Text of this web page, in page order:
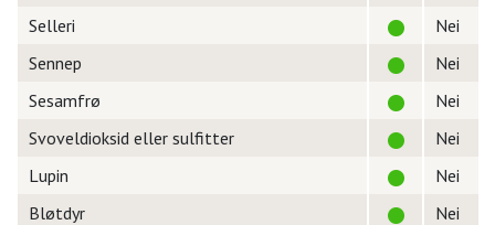
Selleri
Nei
Sennep
Nei
Sesamfrø
Nei
Svoveldioksid eller sulfitter
Nei
Lupin
Nei
Bløtdyr
Nei